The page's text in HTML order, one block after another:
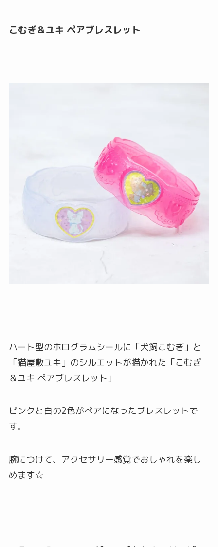
こむぎ＆ユキ ペアブレスレット
ハート型のホログラムシールに「犬飼こむぎ」と
「猫屋敷ユキ」のシルエットが描かれた「こむぎ
＆ユキ ペアブレスレット」
ピンクと白の2色がペアになったブレスレットで
す。
腕につけて、アクセサリー感覚でおしゃれを楽し
めます☆